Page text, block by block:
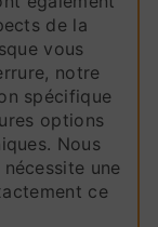
de la
vous
notre
spécifique
options
Nous
une
ce